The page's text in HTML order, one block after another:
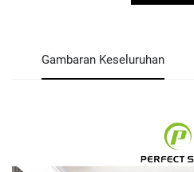
Gambaran Keseluruhan